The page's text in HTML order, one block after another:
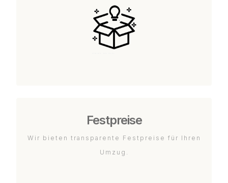
Festpreise
Wir bieten transparente Festpreise für Ihren
Umzug.